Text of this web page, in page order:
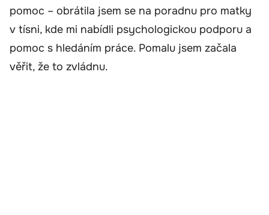
pomoc – obrátila jsem se na poradnu pro matky
v tísni, kde mi nabídli psychologickou podporu a
pomoc s hledáním práce. Pomalu jsem začala
věřit, že to zvládnu.